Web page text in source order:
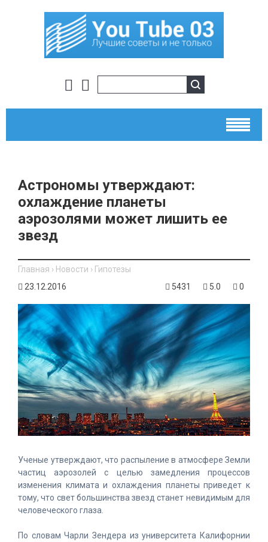
Астрономы утверждают:
охлаждение планеты
аэрозолями может лишить ее
звезд
Главная › Новости › Гипотезы
23.12.2016
5431 5.0 0
Ученые утверждают, что распыление в атмосфере Земли
частиц аэрозолей с целью замедления процессов
изменения климата и охлаждения планеты приведет к
тому, что свет большинства звезд станет невидимым для
человеческого глаза.
По словам Чарли Зендера из университета Калифорнии